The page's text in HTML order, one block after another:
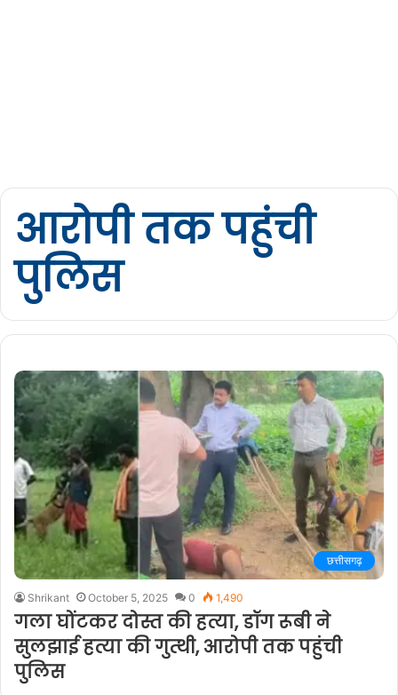
आरोपी तक पहुंची
पुलिस
छत्तीसगढ़
Shrikant October 5, 2025 0 1,490
गला घोंटकर दोस्त की हत्या, डॉग रूबी ने
सुलझाई हत्या की गुत्थी, आरोपी तक पहुंची
पुलिस